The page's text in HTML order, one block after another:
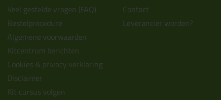
Veel gestelde vragen (FAQ)
Bestelprocedure
Algemene voorwaarden
Kitcentrum berichten
Cookies & privacy verklaring
Disclaimer
Kit cursus volgen
Contact
Leverancier worden?